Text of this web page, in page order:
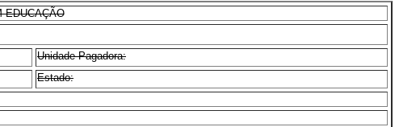
EDUCAÇÃO
Unidade Pagadora:
Estado: